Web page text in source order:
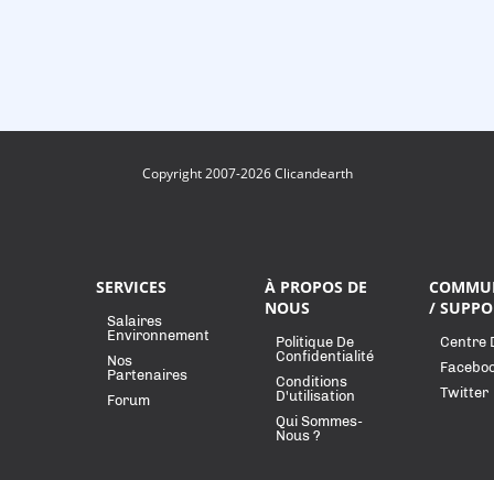
Copyright 2007-2026 Clicandearth
SERVICES
Salaires
Environnement
Nos
Partenaires
Forum
À PROPOS DE
NOUS
Politique De
Confidentialité
Conditions
D'utilisation
Qui Sommes-
Nous ?
/
Centre
Twitter